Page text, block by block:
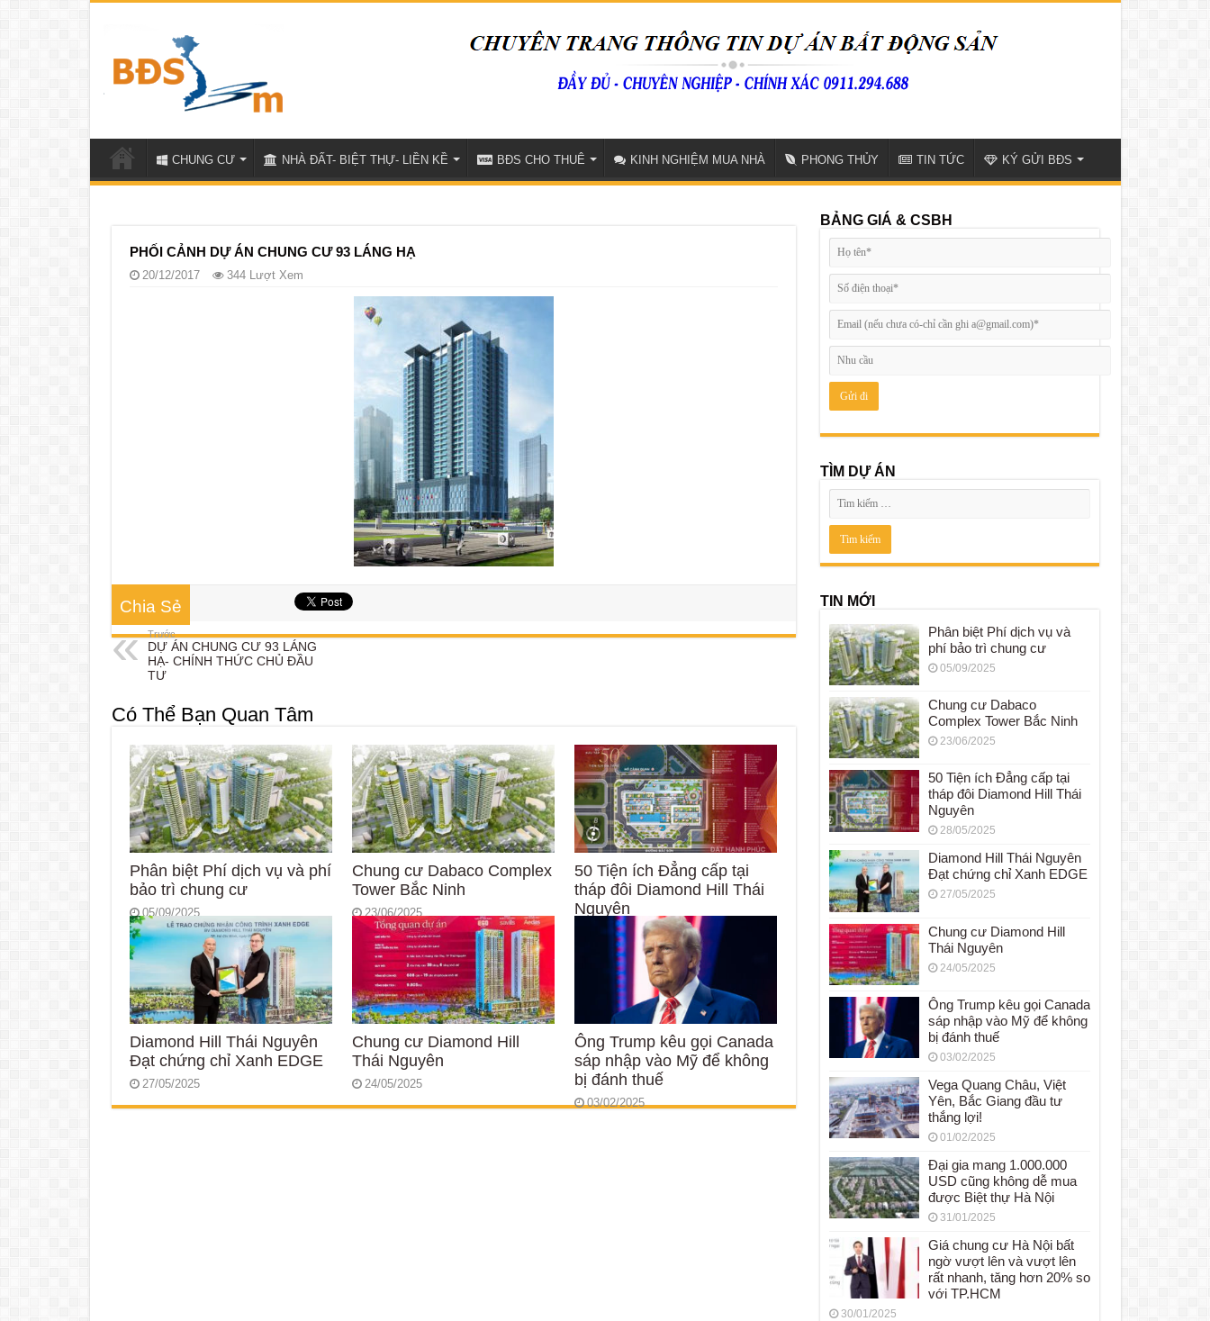
CHUNG CƯ NHÀ ĐẤT- BIỆT THỰ- LIỀN KỀ BĐS CHO THUÊ KINH NGHIỆM MUA NHÀ PHONG THỦY TIN TỨC KÝ GỬI BĐS
PHỐI CẢNH DỰ ÁN CHUNG CƯ 93 LÁNG HẠ
20/12/2017 344 Lượt Xem
Chia Sẻ
Trước
DỰ ÁN CHUNG CƯ 93 LÁNG
HẠ- CHÍNH THỨC CHỦ ĐẦU
TƯ
Có Thể Bạn Quan Tâm
Phân biệt Phí dịch vụ và phí
bảo trì chung cư
05/09/2025
Chung cư Dabaco Complex
Tower Bắc Ninh
23/06/2025
50 Tiện ích Đẳng cấp tại
tháp đôi Diamond Hill Thái
Nguyên
28/05/2025
Diamond Hill Thái Nguyên
Đạt chứng chỉ Xanh EDGE
27/05/2025
Chung cư Diamond Hill
Thái Nguyên
24/05/2025
Ông Trump kêu gọi Canada
sáp nhập vào Mỹ để không
bị đánh thuế
03/02/2025
BẢNG GIÁ & CSBH
TÌM DỰ ÁN
TIN MỚI
Phân biệt Phí dịch vụ và
phí bảo trì chung cư
05/09/2025
Chung cư Dabaco
Complex Tower Bắc Ninh
23/06/2025
50 Tiện ích Đẳng cấp tại
tháp đôi Diamond Hill Thái
Nguyên
28/05/2025
Diamond Hill Thái Nguyên
Đạt chứng chỉ Xanh EDGE
27/05/2025
Chung cư Diamond Hill
Thái Nguyên
24/05/2025
Ông Trump kêu gọi Canada
sáp nhập vào Mỹ để không
bị đánh thuế
03/02/2025
Vega Quang Châu, Việt
Yên, Bắc Giang đầu tư
thắng lợi!
01/02/2025
Đại gia mang 1.000.000
USD cũng không dễ mua
được Biệt thự Hà Nội
31/01/2025
Giá chung cư Hà Nội bất
ngờ vượt lên và vượt lên
rất nhanh, tăng hơn 20% so
với TP.HCM
30/01/2025